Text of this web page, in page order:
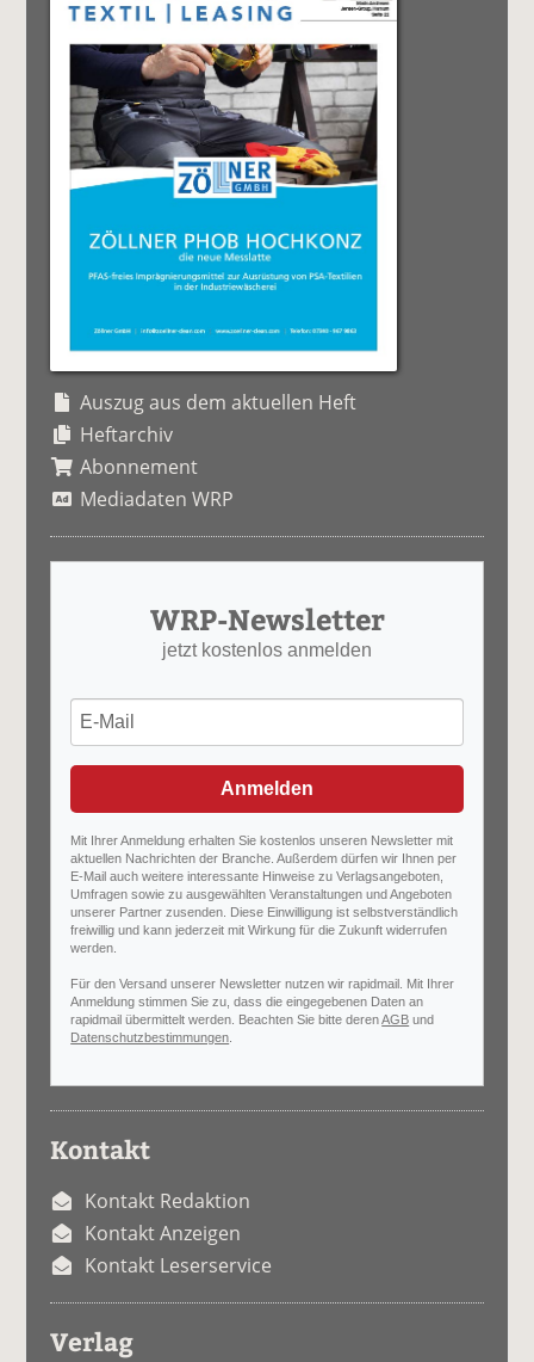
Auszug aus dem aktuellen Heft
Heftarchiv
Abonnement
Mediadaten WRP
WRP-Newsletter
jetzt kostenlos anmelden
Anmelden
Mit Ihrer Anmeldung erhalten Sie kostenlos unseren Newsletter mit
aktuellen Nachrichten der Branche. Außerdem dürfen wir Ihnen per
E-Mail auch weitere interessante Hinweise zu Verlagsangeboten,
Umfragen sowie zu ausgewählten Veranstaltungen und Angeboten
unserer Partner zusenden. Diese Einwilligung ist selbstverständlich
freiwillig und kann jederzeit mit Wirkung für die Zukunft widerrufen
werden.
Für den Versand unserer Newsletter nutzen wir rapidmail. Mit Ihrer
Anmeldung stimmen Sie zu, dass die eingegebenen Daten an
rapidmail übermittelt werden. Beachten Sie bitte derenAGB und
Datenschutzbestimmungen
Kontakt
Kontakt Redaktion
Kontakt Anzeigen
Kontakt Leserservice
Verlag